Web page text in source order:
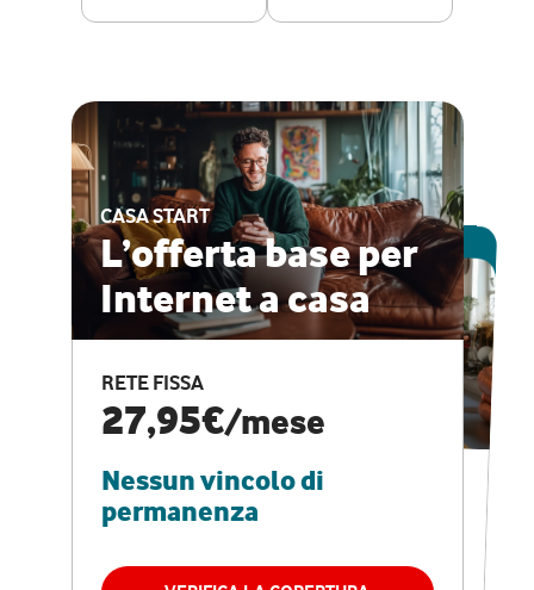
CASA START
L’offerta base per
Internet a casa
RETE FISSA
27,95€/mese
Nessun vincolo di
permanenza
ESCLUSIVA ONLINE
CASA PRO
Internet veloce e
vantaggi speciali
RETE FISSA + VODAFONE CLUB
29,95€
permanenza